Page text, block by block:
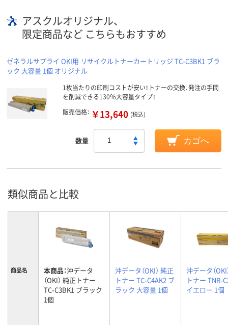
アスクルオリジナル、
限定商品など こちらもおすすめ
ゼネラルサプライ OKI用 リサイクルトナーカートリッジ TC-C3BK1 ブラ
ック 大容量 1個 オリジナル
1枚当たりの印刷コストが安い！トナーの交換、発注の手間
を削減できる130％大容量タイプ！
販売価格： ￥13,640 (税込)
数量 カゴへ
類似商品と比較
商品名 本商品：沖データ
（OKI） 純正トナー
TC-C3BK1 ブラック
1個
沖データ（OKI） 純正
トナー TC-C4AK2 ブ
ラック 大容量 1個
沖データ（OKI
トナー TNR-
イエロー 1個